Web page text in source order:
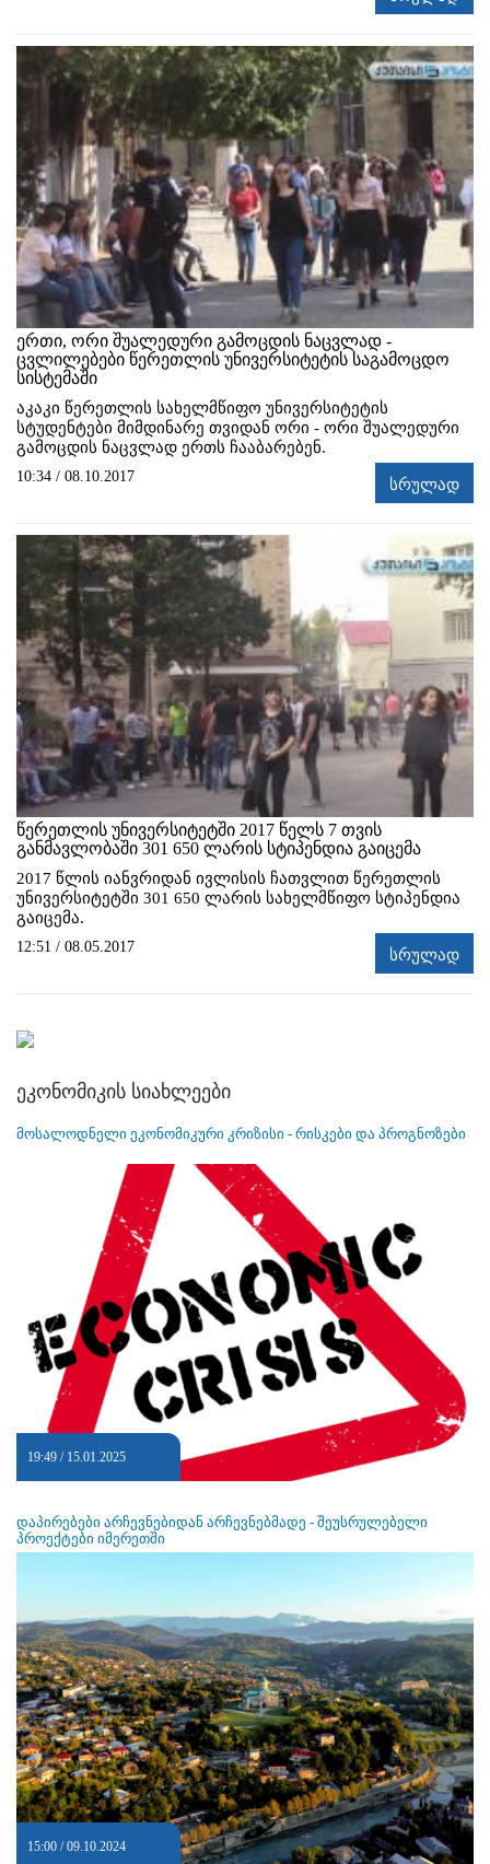
ერთი, ორი შუალედური გამოცდის ნაცვლად -
ცვლილებები წერეთლის უნივერსიტეტის საგამოცდო
სისტემაში
აკაკი წერეთლის სახელმწიფო უნივერსიტეტის
სტუდენტები მიმდინარე თვიდან ორი - ორი შუალედური
გამოცდის ნაცვლად ერთს ჩააბარებენ.
10:34 / 08.10.2017 სრულად
წერეთლის უნივერსიტეტში 2017 წელს 7 თვის
განმავლობაში 301 650 ლარის სტიპენდია გაიცემა
2017 წლის იანვრიდან ივლისის ჩათვლით წერეთლის
უნივერსიტეტში 301 650 ლარის სახელმწიფო სტიპენდია
გაიცემა.
12:51 / 08.05.2017 სრულად
ეკონომიკის სიახლეები
მოსალოდნელი ეკონომიკური კრიზისი - რისკები და პროგნოზები
19:49 / 15.01.2025
დაპირებები არჩევნებიდან არჩევნებმადე - შეუსრულებელი
პროექტები იმერეთში
15:00 / 09.10.2024